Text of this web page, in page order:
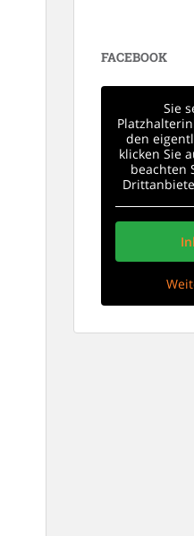
FACEBOOK
Sie
den
klicken Sie
beachten